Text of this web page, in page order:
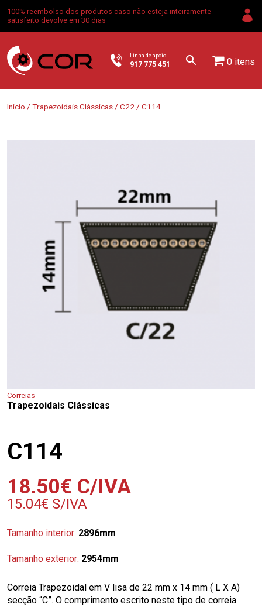
100% reembolso dos produtos caso não esteja inteiramente
satisfeito devolve em 30 dias
Linha de apoio
917 775 451 0 itens
Início / Trapezoidais Clássicas / C22 / C114
Correias
Trapezoidais Clássicas
C114
18.50€ C/IVA
15.04€ S/IVA
Tamanho interior: 2896mm
Tamanho exterior: 2954mm
Correia Trapezoidal em V lisa de 22 mm x 14 mm ( L X A)
secção “C”. O comprimento escrito neste tipo de correia